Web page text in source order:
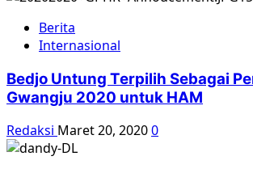
Berita
Internasional
Bedjo Untung Terpilih Sebagai
Gwangju 2020 untuk HAM
Redaksi Maret 20, 20200